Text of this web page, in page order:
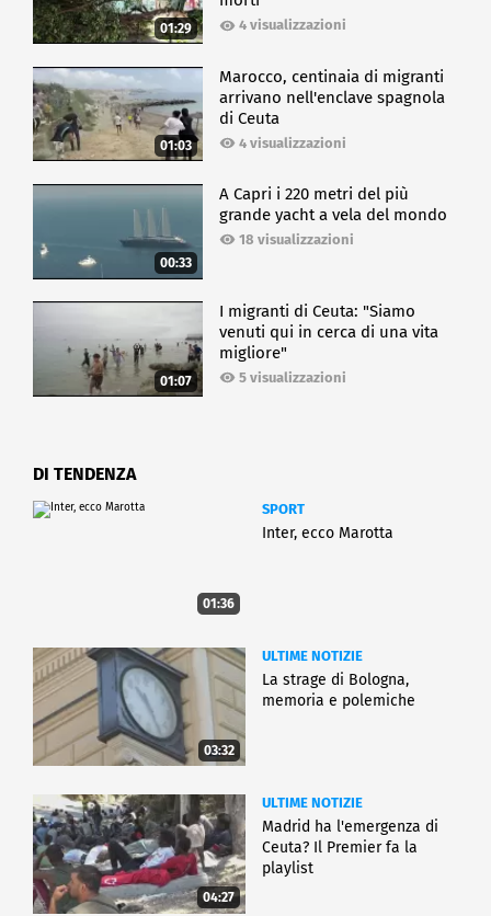
01:29 4 visualizzazioni
01:03
Marocco, centinaia di migranti
arrivano nell'enclave spagnola
di Ceuta
4 visualizzazioni
00:33
A Capri i 220 metri del più
grande yacht a vela del mondo
18 visualizzazioni
01:07
I migranti di Ceuta: "Siamo
venuti qui in cerca di una vita
migliore"
5 visualizzazioni
DI TENDENZA
01:36
SPORT
Inter, ecco Marotta
03:32
ULTIME NOTIZIE
La strage di Bologna,
memoria e polemiche
04:27
ULTIME NOTIZIE
Madrid ha l'emergenza di
Ceuta? Il Premier fa la
playlist